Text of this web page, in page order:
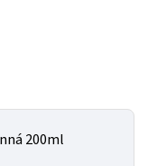
200ml